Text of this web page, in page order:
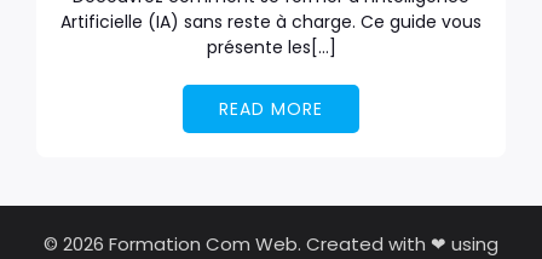
Artificielle (IA) sans reste à charge. Ce guide vous
présente les[…]
READ MORE
© 2026 Formation Com Web. Created with ❤ using